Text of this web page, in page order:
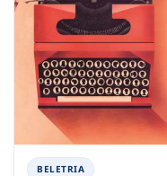
BELETRIA